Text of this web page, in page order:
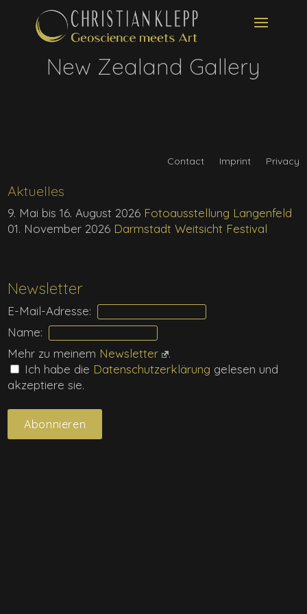
New Zealand Gallery
Newsletter
E-Mail-Adresse:
Name:
Mehr zu meinem Newsletter
.
Ich habe die Daten­schutz­erklärung gelesen und
akzeptiere sie.
Aktuelles
9. Mai bis 16. August 2026 Fotoausstellung Langenfeld
01. November 2026 Darmstadt Weitsicht Festival
Contact Imprint Privacy